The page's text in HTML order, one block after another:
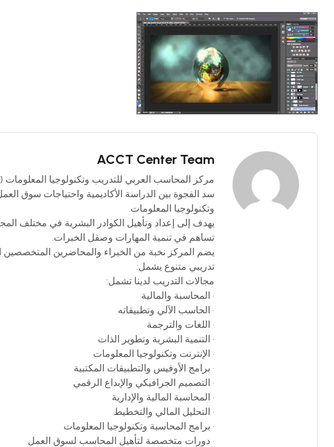
ACCT Center Team
سد الفجوة بين الدراسة الأكاديمية واحتياجات سوق
وتكنولوجيا المعلومات.
يهدف إلى إعداد وتأهيل الكوادر البشرية في مختلف
تساهم في تنمية المهارات وصقل الخبرات.
يضم المركز نخبة من الخبراء والمحاضرين المتخصصين
تدريبي متنوع يشمل:
مجالات التدريب لدينا تشمل:
• المحاسبة والمالية
• الحاسب الآلي وتطبيقاته
• اللغات والترجمة
• التنمية البشرية وتطوير الذات
• الإنترنت وتكنولوجيا المعلومات
• برامج الأوفيس والتطبيقات المكتبية
• التصميم الجرافيكي والإبداع الرقمي
• المحاسبة المالية والإدارية
• التحليل المالي والتخطيط
• برامج المحاسبة وتكنولوجيا المعلومات
• دورات متخصصة لتأهيل المحاسب لسوق العمل